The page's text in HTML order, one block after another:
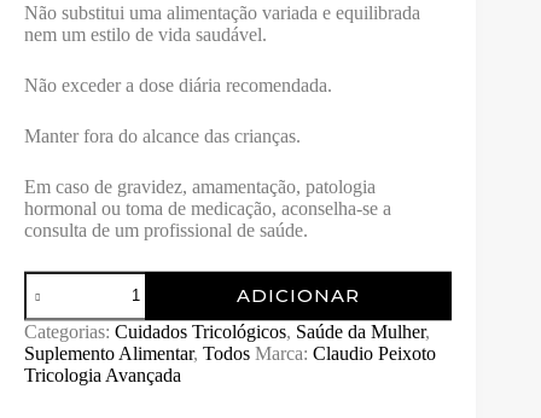
Não substitui uma alimentação variada e equilibrada
nem um estilo de vida saudável.
Não exceder a dose diária recomendada.
Manter fora do alcance das crianças.
Em caso de gravidez, amamentação, patologia
hormonal ou toma de medicação, aconselha-se a
consulta de um profissional de saúde.
Quantidade
de
Women
Balance
-90
CAPSULAS
ADICIONAR
Categorias: Cuidados Tricológicos, Saúde da Mulher,
Suplemento Alimentar, Todos Marca: Claudio Peixoto
Tricologia Avançada